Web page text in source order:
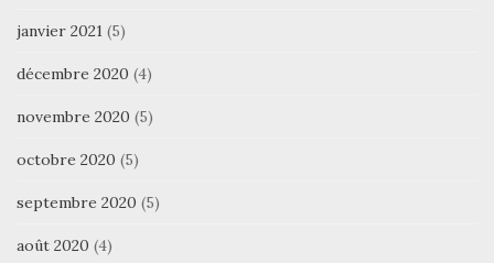
janvier 2021 (5)
décembre 2020 (4)
novembre 2020 (5)
octobre 2020 (5)
septembre 2020 (5)
août 2020 (4)